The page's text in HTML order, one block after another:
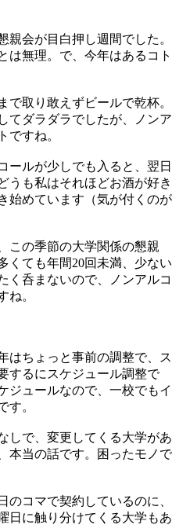
親会が目白押し週間でした。
は無理。で、今年はあるコト
で取り敢えずビールで乾杯。
てダラダラでしたが、ノンア
ですね。
ールが少しでも入ると、翌日
うも私はそれほどお酒が好き
始めています（気が付くのが
この季節の大学関係の懇親
ても年間20回未満、少ない
く呑まないので、ノンアルコ
。
はちょっと事前の調整で、ス
するにスケジュール調整で
ジュールなので、一校でもイ
す。
しで、変更してくる大学があ
本当の話です。困ったモノで
のコマで契約しているのに、
日に触り分けてくる大学もあ